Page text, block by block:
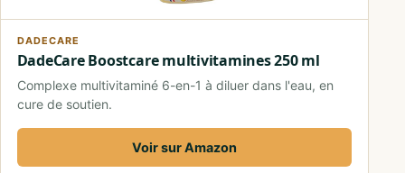
DADECARE
DadeCare Boostcare multivitamines 250 ml
Complexe multivitaminé 6-en-1 à diluer dans l'eau, en
cure de soutien.
Voir sur Amazon